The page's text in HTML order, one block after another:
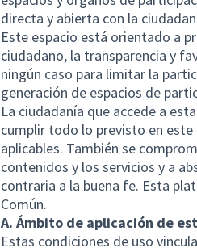
directa y abierta con la
Este espacio está orientado a
ciudadano, la transparencia y
ningún caso para limitar la
generación de espacios de
La ciudadanía que accede a
cumplir todo lo previsto en
aplicables. También se
contenidos y los servicios y a
contraria a la buena fe. Esta
Común.
A. Ámbito de aplicación de
Estas condiciones de uso